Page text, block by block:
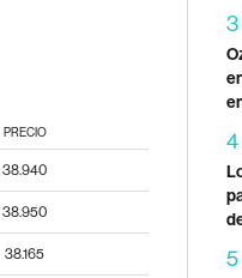
PRECIO
38.940
38.950
38.165
3
4
5